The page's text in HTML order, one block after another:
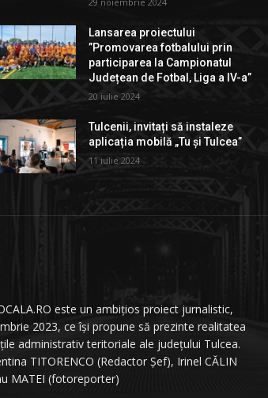
Lansarea proiectului
”Promovarea fotbalului prin
participarea la Campionatul
Județean de Fotbal, Liga a IV-a”
20 iulie 2024
Tulcenii, invitați să instaleze
aplicația mobilă „Tu și Tulcea”
11 iulie 2024
este un ambițios proiect jurnalistic,
2023, ce își propune să prezinte realitatea
administrativ teritoriale ale județului Tulcea.
TITORENCO (Redactor Șef), Irinel CĂLIN
MATEI (fotoreporter)